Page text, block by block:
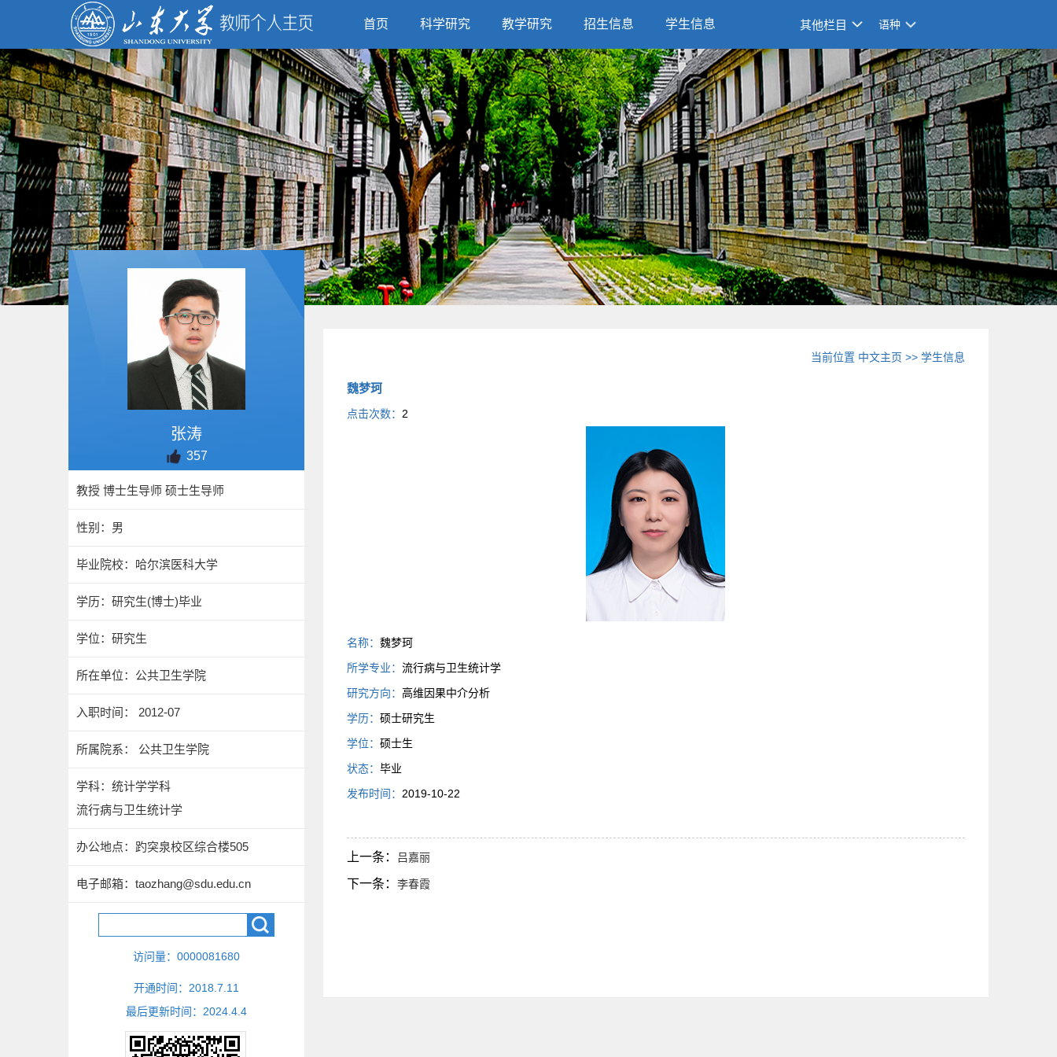
首页 科学研究 教学研究 招生信息 学生信息 其他栏目 语种
张涛
357
教授 博士生导师 硕士生导师
性别：男
毕业院校：哈尔滨医科大学
学历：研究生(博士)毕业
学位：研究生
所在单位：公共卫生学院
入职时间： 2012-07
所属院系： 公共卫生学院
学科：统计学学科
流行病与卫生统计学
办公地点：趵突泉校区综合楼505
电子邮箱： taozhang@sdu.edu.cn
访问量： 0000081680
开通时间： 2018 7 11
最后更新时间： 2024 4 4
当前位置 中文主页 >>学生信息
魏梦珂
点击次数： 2
名称： 魏梦珂
所学专业： 流行病与卫生统计学
研究方向： 高维因果中介分析
学历： 硕士研究生
学位： 硕士生
状态： 毕业
发布时间： 2019-10-22
上一条： 吕嘉丽
下一条： 李春霞